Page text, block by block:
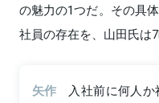
の魅力の1つだ。その具
社員の存在を、山田氏は
矢作
入社前に何人